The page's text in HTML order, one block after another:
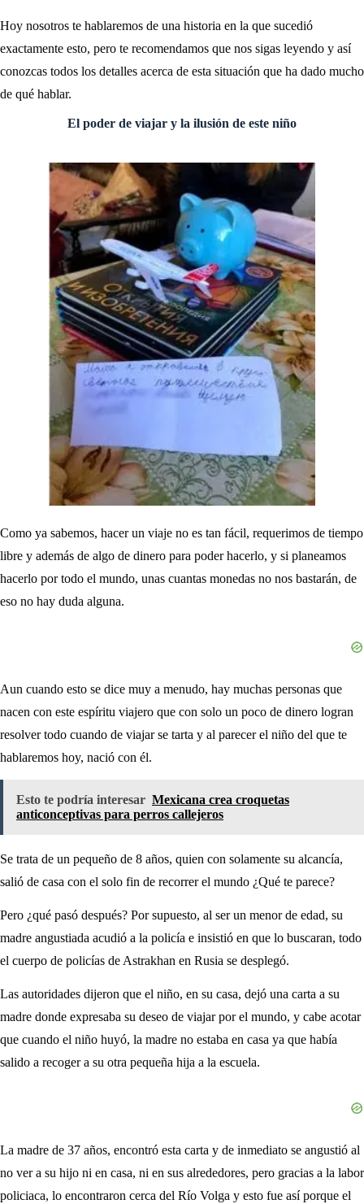
Hoy nosotros te hablaremos de una historia en la que sucedió
exactamente esto, pero te recomendamos que nos sigas leyendo y así
conozcas todos los detalles acerca de esta situación que ha dado mucho
de qué hablar.
El poder de viajar y la ilusión de este niño
Como ya sabemos, hacer un viaje no es tan fácil, requerimos de tiempo
libre y además de algo de dinero para poder hacerlo, y si planeamos
hacerlo por todo el mundo, unas cuantas monedas no nos bastarán, de
eso no hay duda alguna.
Aun cuando esto se dice muy a menudo, hay muchas personas que
nacen con este espíritu viajero que con solo un poco de dinero logran
resolver todo cuando de viajar se tarta y al parecer el niño del que te
hablaremos hoy, nació con él.
Esto te podría interesar Mexicana crea croquetas
anticonceptivas para perros callejeros
Se trata de un pequeño de 8 años, quien con solamente su alcancía,
salió de casa con el solo fin de recorrer el mundo ¿Qué te parece?
Pero ¿qué pasó después? Por supuesto, al ser un menor de edad, su
madre angustiada acudió a la policía e insistió en que lo buscaran, todo
el cuerpo de policías de Astrakhan en Rusia se desplegó.
Las autoridades dijeron que el niño, en su casa, dejó una carta a su
madre donde expresaba su deseo de viajar por el mundo, y cabe acotar
que cuando el niño huyó, la madre no estaba en casa ya que había
salido a recoger a su otra pequeña hija a la escuela.
La madre de 37 años, encontró esta carta y de inmediato se angustió al
no ver a su hijo ni en casa, ni en sus alrededores, pero gracias a la labor
policiaca, lo encontraron cerca del Río Volga y esto fue así porque el